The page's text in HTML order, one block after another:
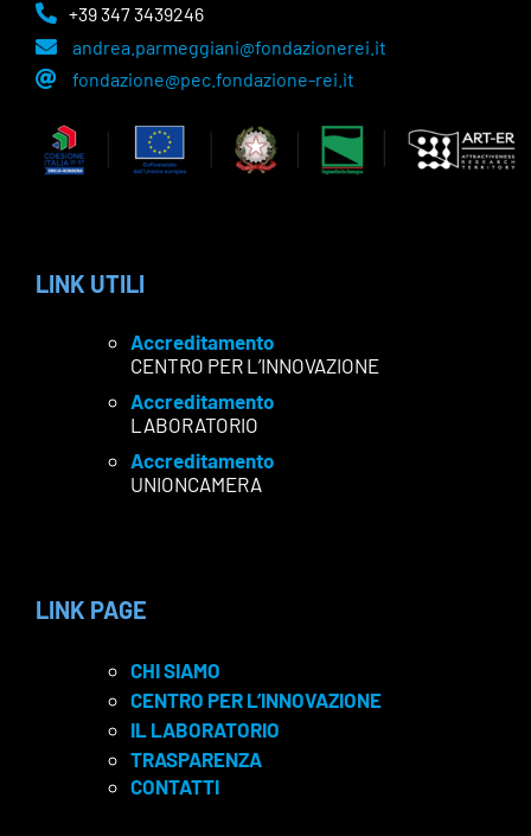
+39 347 3439246
andrea.parmeggiani@fondazionerei.it
fondazione@pec.fondazione-rei.it
LINK UTILI
Accreditamento
CENTRO PER L’INNOVAZIONE
Accreditamento
LABORATORIO
Accreditamento
UNIONCAMERA
LINK PAGE
CHI SIAMO
CENTRO PER L’INNOVAZIONE
IL LABORATORIO
TRASPARENZA
CONTATTI